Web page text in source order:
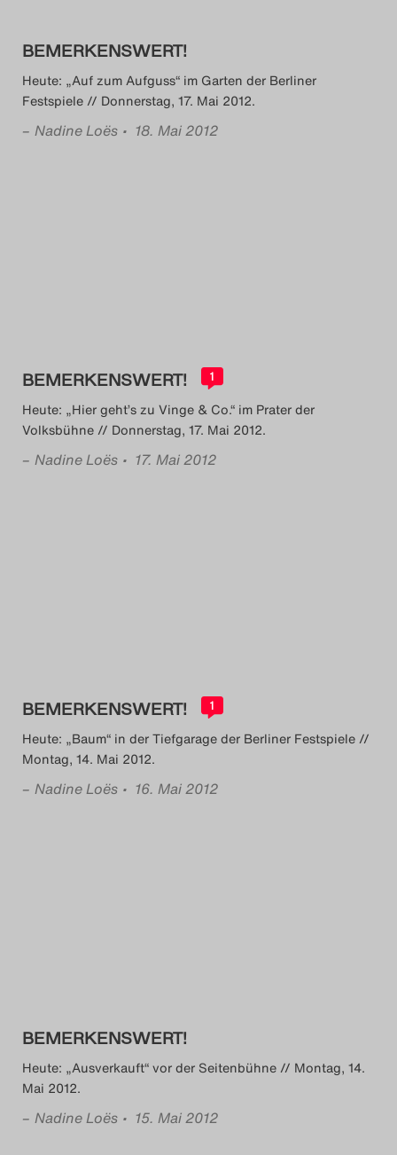
BEMERKENSWERT!
Heute: „Auf zum Aufguss“ im Garten der Berliner
Festspiele // Donnerstag, 17. Mai 2012.
– Nadine Loës • 18. Mai 2012
BEMERKENSWERT! 1
Heute: „Hier geht’s zu Vinge & Co.“ im Prater der
Volksbühne // Donnerstag, 17. Mai 2012.
– Nadine Loës • 17. Mai 2012
BEMERKENSWERT! 1
Heute: „Baum“ in der Tiefgarage der Berliner Festspiele //
Montag, 14. Mai 2012.
– Nadine Loës • 16. Mai 2012
BEMERKENSWERT!
Heute: „Ausverkauft“ vor der Seitenbühne // Montag, 14.
Mai 2012.
– Nadine Loës • 15. Mai 2012